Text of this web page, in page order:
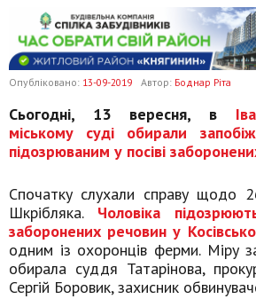
Опубліковано: 13-09-2019 Автор: Боднар Ріта
Сьогодні, 13 вересня, в
міському суді обирали
підозрюваним у посіві
Спочатку слухали справу щодо
Шкрібляка. Чоловіка
заборонених речовин у
одним із охоронців ферми. Міру
обирала суддя Татарінова,
Сергій Боровик, захисник